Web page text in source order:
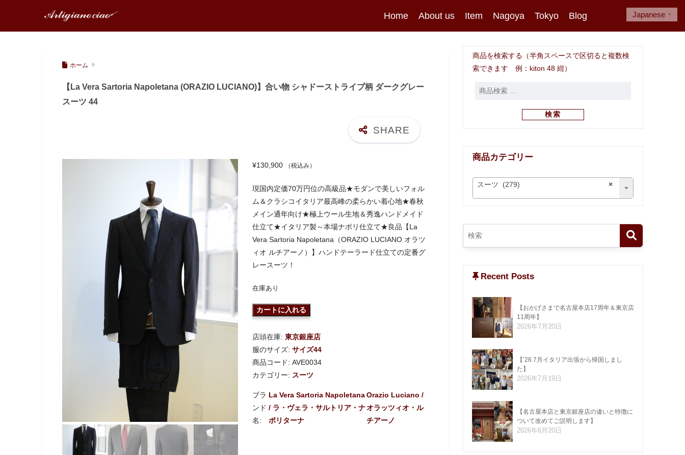
Home About us Item Nagoya Tokyo Blog
ホーム
【La Vera Sartoria Napoletana (ORAZIO LUCIANO)】合い物 シャドーストライプ柄 ダークグレー
スーツ 44
¥130,900 （税込み）
現国内定価70万円位の高級品★モダンで美しいフォル
ム＆クラシコイタリア最高峰の柔らかい着心地★春秋
メイン通年向け★極上ウール生地＆秀逸ハンドメイド
仕立て★イタリア製～本場ナポリ仕立て★良品【La
Vera Sartoria Napoletana（ORAZIO LUCIANO オラツ
ィオ ルチアーノ）】ハンドテーラード仕立ての定番グ
レースーツ！
在庫あり
カートに入れる
店頭在庫:東京銀座店
服のサイズ:サイズ44
商品コード:AVE0034
カテゴリー: スーツ
La Vera Sartoria Napoletana
/ ラ・ヴェラ・サルトリア・ナ
ポリターナ
Orazio Luciano /
オラッツィオ・ル
チアーノ
商品を検索する（半角スペースで区切ると複数検
索できます 例：kiton 48 紺）
検索
商品カテゴリー
×
スーツ (279)
Recent Posts
【おかげさまで名古屋本店17周年＆東京店
11周年】
2026年7月20日
【’26.7月イタリア出張から帰国しまし
た】
2026年7月19日
【名古屋本店と東京銀座店の違いと特徴に
ついて改めてご説明します】
2026年6月20日
Japanese ▼